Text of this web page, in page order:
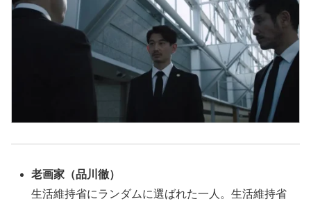
老画家 （品川徹）
生活維持省にランダムに選ばれた一人。生活維持省